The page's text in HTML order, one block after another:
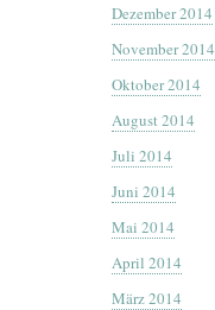
Dezember 2014
November 2014
Oktober 2014
August 2014
Juli 2014
Juni 2014
Mai 2014
April 2014
März 2014